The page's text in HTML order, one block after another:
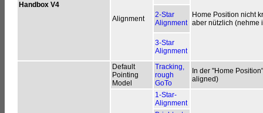
Handbox V4
Alignment
Home Position nicht
aber nützlich (nehme
2-Star
Alignment
3-Star
Alignment
Default
Pointing
Model
Tracking,
rough
GoTo
In der "Home
aligned)
1-Star-
Alignment